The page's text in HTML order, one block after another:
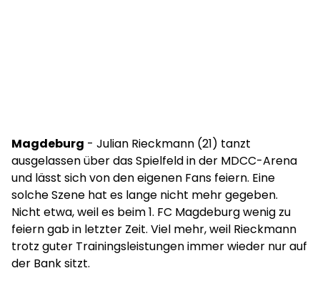
Magdeburg - Julian Rieckmann (21) tanzt
ausgelassen über das Spielfeld in der MDCC-Arena
und lässt sich von den eigenen Fans feiern. Eine
solche Szene hat es lange nicht mehr gegeben.
Nicht etwa, weil es beim 1. FC Magdeburg wenig zu
feiern gab in letzter Zeit. Viel mehr, weil Rieckmann
trotz guter Trainingsleistungen immer wieder nur auf
der Bank sitzt.